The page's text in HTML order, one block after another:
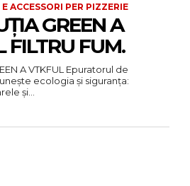
ACCESSORI PER PIZZERIE
GREEN A
FILTRU FUM.
Epuratorul de
ecologia și siguranța:
și...